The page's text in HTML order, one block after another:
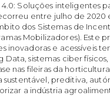
Soluções inteligentes
entre julho de 2020
dos Sistemas de
Mobilizadores). Este
inovadoras e acessíveis
Data, sistemas ciber físicos,
nas fileiras da
preditiva,
a indústria